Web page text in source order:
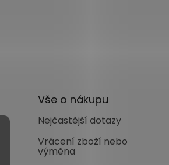
Vše o nákupu
Nejčastější dotazy
Vrácení zboží nebo
výměna